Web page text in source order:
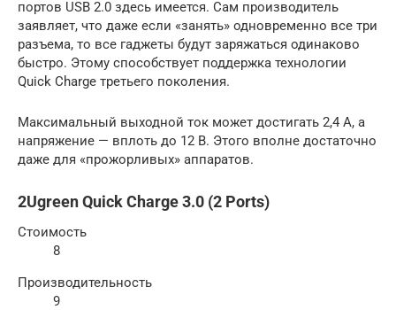
портов USB 2.0 здесь имеется. Сам производитель
заявляет, что даже если «занять» одновременно все три
разъема, то все гаджеты будут заряжаться одинаково
быстро. Этому способствует поддержка технологии
Quick Charge третьего поколения.
Максимальный выходной ток может достигать 2,4 А, а
напряжение — вплоть до 12 В. Этого вполне достаточно
даже для «прожорливых» аппаратов.
2Ugreen Quick Charge 3.0 (2 Ports)
Стоимость
8
Производительность
9